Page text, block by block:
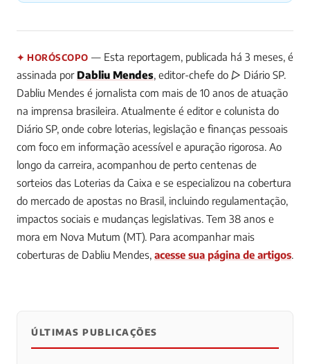
✦ HORÓSCOPO — Esta reportagem, publicada há 3 meses, é
assinada por Dabliu Mendes, editor-chefe do ▷ Diário SP.
Dabliu Mendes é jornalista com mais de 10 anos de atuação
na imprensa brasileira. Atualmente é editor e colunista do
Diário SP, onde cobre loterias, legislação e finanças pessoais
com foco em informação acessível e apuração rigorosa. Ao
longo da carreira, acompanhou de perto centenas de
sorteios das Loterias da Caixa e se especializou na cobertura
do mercado de apostas no Brasil, incluindo regulamentação,
impactos sociais e mudanças legislativas. Tem 38 anos e
mora em Nova Mutum (MT). Para acompanhar mais
coberturas de Dabliu Mendes, acesse sua página de artigos.
0 0 0
ÚLTIMAS PUBLICAÇÕES